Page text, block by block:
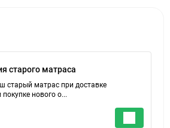
старого матраса
старый матрас при доставке
нового о...